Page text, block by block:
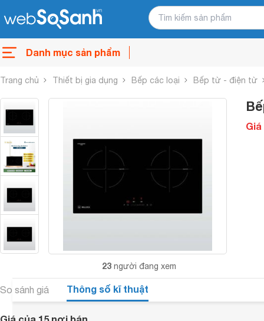
Danh mục sản phẩm
Trang chủ Thiết bị gia dụng Bếp các loại Bếp từ - điện từ
23 người đang xem
Giá
So sánh giá Thông số kĩ thuật